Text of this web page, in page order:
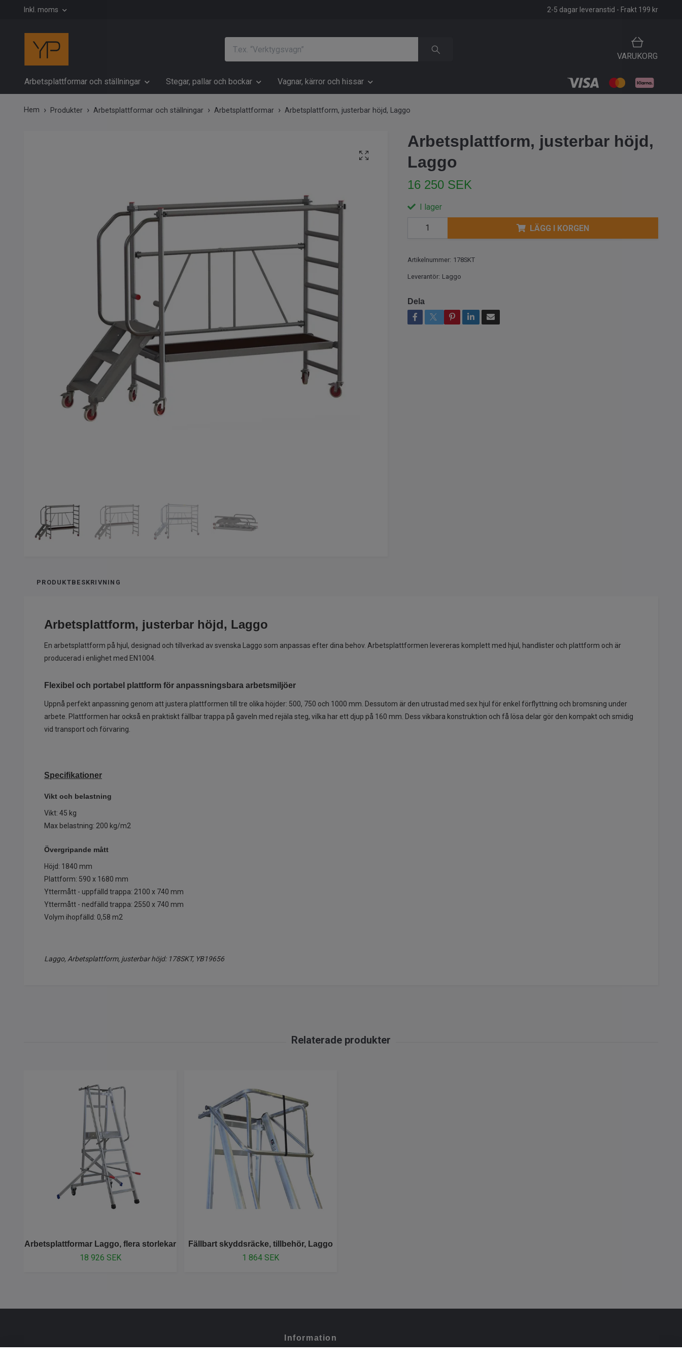
Inkl. moms 2-5 dagar leveranstid - Frakt 199 kr
VARUKORG
Arbetsplattformar och ställningar Stegar, pallar och bockar Vagnar, kärror och hissar
Hem Produkter Arbetsplattformar och ställningar Arbetsplattformar Arbetsplattform, justerbar höjd, Laggo
Arbetsplattform, justerbar höjd,
Laggo
16 250 SEK
I lager
LÄGG I KORGEN
Artikelnummer: 178SKT
Leverantör: Laggo
Dela
PRODUKTBESKRIVNING
Arbetsplattform, justerbar höjd, Laggo
En arbetsplattform på hjul, designad och tillverkad av svenska Laggo som anpassas efter dina behov. Arbetsplattformen levereras komplett med hjul, handlister och plattform och är
producerad i enlighet med EN1004.
Flexibel och portabel plattform för anpassningsbara arbetsmiljöer
Uppnå perfekt anpassning genom att justera plattformen till tre olika höjder: 500, 750 och 1000 mm. Dessutom är den utrustad med sex hjul för enkel förflyttning och bromsning under
arbete. Plattformen har också en praktiskt fällbar trappa på gaveln med rejäla steg, vilka har ett djup på 160 mm. Dess vikbara konstruktion och få lösa delar gör den kompakt och smidig
vid transport och förvaring.
Specifikationer
Vikt och belastning
Vikt: 45 kg
Max belastning: 200 kg/m2
Övergripande mått
Höjd: 1840 mm
Plattform: 590 x 1680 mm
Yttermått - uppfälld trappa: 2100 x 740 mm
Yttermått - nedfälld trappa: 2550 x 740 mm
Volym ihopfälld: 0,58 m2
Laggo, Arbetsplattform, justerbar höjd: 178SKT, YB19656
Arbetsplattformar Laggo, flera storlekar
18 926 SEK
Fällbart skyddsräcke, tillbehör, Laggo
1 864 SEK
Information